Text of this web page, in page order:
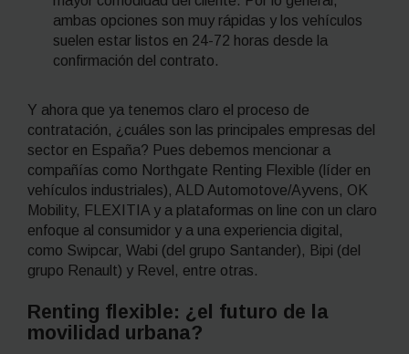
ambas opciones son muy rápidas y los vehículos
suelen estar listos en 24-72 horas desde la
confirmación del contrato.
Y ahora que ya tenemos claro el proceso de
contratación, ¿cuáles son las principales empresas del
sector en España? Pues debemos mencionar a
compañías como Northgate Renting Flexible (líder en
vehículos industriales), ALD Automotove/Ayvens, OK
Mobility, FLEXITIA y a plataformas on line con un claro
enfoque al consumidor y a una experiencia digital,
como Swipcar, Wabi (del grupo Santander), Bipi (del
grupo Renault) y Revel, entre otras.
Renting flexible: ¿el futuro de la
movilidad urbana?